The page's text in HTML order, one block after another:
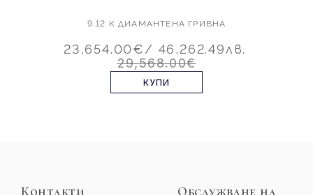
9.12 K ДИАМАНТЕНА ГРИВНА
23,654.00€/ 46,262.49лв.
29,568.00€
КУПИ
Контакти
Обслужване на